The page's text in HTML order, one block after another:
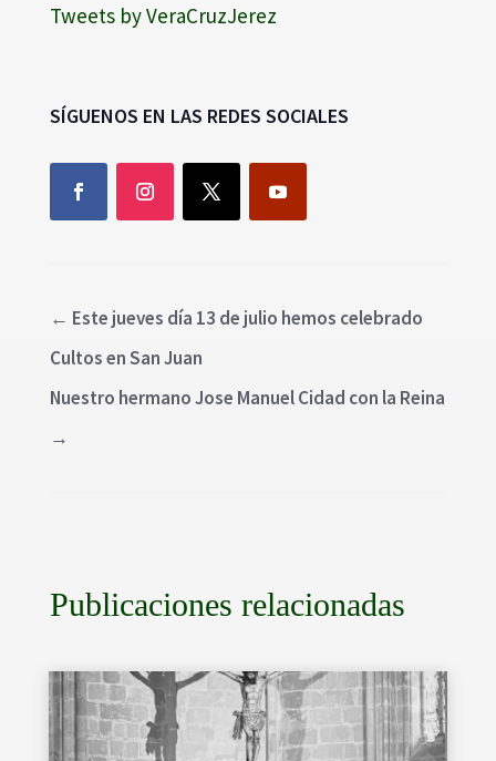
Tweets by VeraCruzJerez
SÍGUENOS EN LAS REDES SOCIALES
← Este jueves día 13 de julio hemos celebrado
Cultos en San Juan
Nuestro hermano Jose Manuel Cidad con la Reina
→
Publicaciones relacionadas